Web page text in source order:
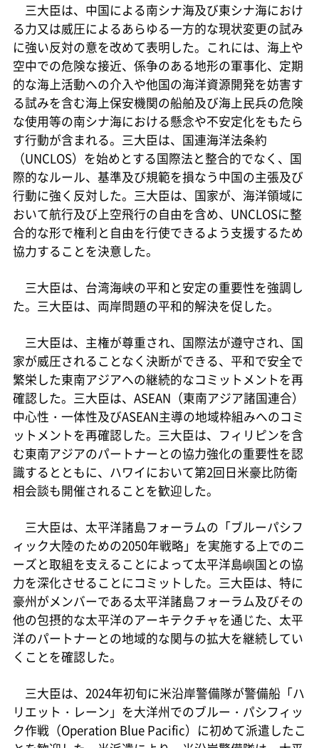
三大臣は、中国による南シナ海及び東シナ海におけ
る力又は威圧によるあらゆる一方的な現状変更の試み
に強い反対の意を改めて表明した。これには、海上や
空中での危険な接近、係争のある地形の軍事化、定期
的な海上活動への介入や他国の海洋資源開発を妨害す
る試みを含む海上保安機関の船舶及び海上民兵の危険
な使用等の南シナ海における懸念や不安定化をもたら
す行動が含まれる。三大臣は、国連海洋法条約
（UNCLOS）を始めとする国際法と整合的でなく、国
際的なルール、基準及び規範を損なう中国の主張及び
行動に強く反対した。三大臣は、国家が、海洋領域に
おいて航行及び上空飛行の自由を含め、UNCLOSに整
合的な形で権利と自由を行使できるよう支援するため
協力することを決意した。
三大臣は、台湾海峡の平和と安定の重要性を強調し
た。三大臣は、両岸問題の平和的解決を促した。
三大臣は、主権が尊重され、国際法が遵守され、国
家が威圧されることなく決断ができる、平和で安全で
繁栄した東南アジアへの継続的なコミットメントを再
確認した。三大臣は、ASEAN（東南アジア諸国連合）
中心性・一体性及びASEAN主導の地域枠組みへのコミ
ットメントを再確認した。三大臣は、フィリピンを含
む東南アジアのパートナーとの協力強化の重要性を認
識するとともに、ハワイにおいて第2回日米豪比防衛
相会談も開催されることを歓迎した。
三大臣は、太平洋諸島フォーラムの「ブルーパシフ
ィック大陸のための2050年戦略」を実施する上でのニ
ーズと取組を支えることによって太平洋島嶼国との協
力を深化させることにコミットした。三大臣は、特に
豪州がメンバーである太平洋諸島フォーラム及びその
他の包摂的な太平洋のアーキテクチャを通じた、太平
洋のパートナーとの地域的な関与の拡大を継続してい
くことを確認した。
三大臣は、2024年初旬に米沿岸警備隊が警備船「ハ
リエット・レーン」を大洋州でのブルー・パシフィッ
ク作戦（Operation Blue Pacific）に初めて派遣したこ